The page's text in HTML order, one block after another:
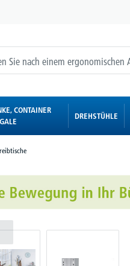
CONTAINER
DREHSTÜHLE